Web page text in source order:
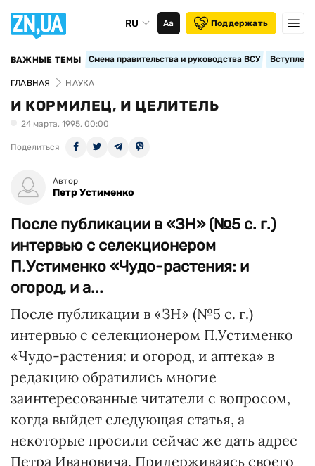
RU Аа Поддержать
ВАЖНЫЕ ТЕМЫ Смена правительства и руководства ВСУ
ГЛАВНАЯ НАУКА
И КОРМИЛЕЦ, И ЦЕЛИТЕЛЬ
24 марта, 1995, 00:00
Поделиться
Автор
Петр Устименко
После публикации в «ЗН» (№5 с. г.)
интервью с селекционером
П.Устименко «Чудо-растения: и
огород, и а...
После публикации в «ЗН» (№5 с. г.)
интервью с селекционером П.Устименко
«Чудо-растения: и огород, и аптека» в
редакцию обратились многие
заинтересованные читатели с вопросом,
когда выйдет следующая статья, а
некоторые просили сейчас же дать адрес
Петра Ивановича. Придерживаясь своего